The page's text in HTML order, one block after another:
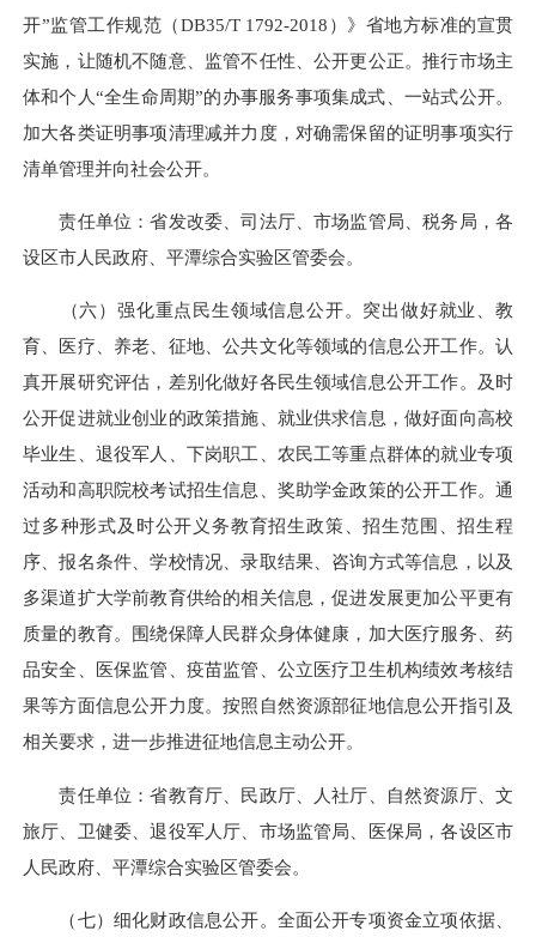
开”监管工作规范（DB35/T 1792-2018）》省地方标准的宣贯
实施，让随机不随意、监管不任性、公开更公正。推行市场主
体和个人“全生命周期”的办事服务事项集成式、一站式公开。
加大各类证明事项清理减并力度，对确需保留的证明事项实行
清单管理并向社会公开。
责任单位：省发改委、司法厅、市场监管局、税务局，各
设区市人民政府、平潭综合实验区管委会。
（六）强化重点民生领域信息公开。突出做好就业、教
育、医疗、养老、征地、公共文化等领域的信息公开工作。认
真开展研究评估，差别化做好各民生领域信息公开工作。及时
公开促进就业创业的政策措施、就业供求信息，做好面向高校
毕业生、退役军人、下岗职工、农民工等重点群体的就业专项
活动和高职院校考试招生信息、奖助学金政策的公开工作。通
过多种形式及时公开义务教育招生政策、招生范围、招生程
序、报名条件、学校情况、录取结果、咨询方式等信息，以及
多渠道扩大学前教育供给的相关信息，促进发展更加公平更有
质量的教育。围绕保障人民群众身体健康，加大医疗服务、药
品安全、医保监管、疫苗监管、公立医疗卫生机构绩效考核结
果等方面信息公开力度。按照自然资源部征地信息公开指引及
相关要求，进一步推进征地信息主动公开。
责任单位：省教育厅、民政厅、人社厅、自然资源厅、文
旅厅、卫健委、退役军人厅、市场监管局、医保局，各设区市
人民政府、平潭综合实验区管委会。
（七）细化财政信息公开。全面公开专项资金立项依据、